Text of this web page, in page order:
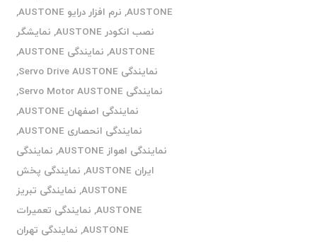
AUSTONE
, نرم افزار درایو AUSTONE
,
نصب انکودر AUSTONE
, نمایشگر
AUSTONE
, نمایندگی AUSTONE
,
نمایندگی Servo Drive AUSTONE
,
نمایندگی Servo Motor AUSTONE
,
نمایندگی اصفهان AUSTONE
,
نمایندگی انحصاری AUSTONE
,
نمایندگی اهواز AUSTONE
, نمایندگی
ایران AUSTONE
, نمایندگی پخش
AUSTONE
, نمایندگی تبریز
AUSTONE
, نمایندگی تعمیرات
AUSTONE
, نمایندگی تهران